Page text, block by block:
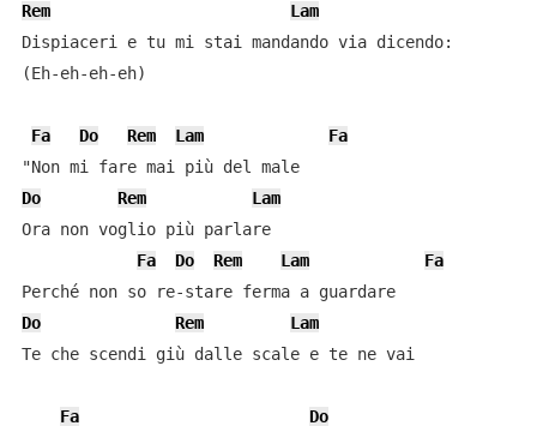
Rem
Lam
Dispiaceri e tu mi stai mandando via dicendo:
(Eh-eh-eh-eh)
Fa Do Rem Lam
Fa
"Non mi fare mai più del male
Do
Rem
Lam
Ora non voglio più parlare
Fa
Do Rem Lam
Fa
Perché non so re-stare ferma a guardare
Do
Rem
Lam
Te che scendi giù dalle scale e te ne vai
Fa Do